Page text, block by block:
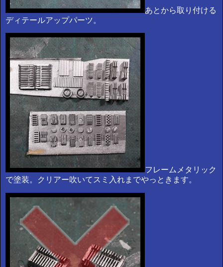
あとから取り付ける
ディテールアップパーツ。
フレームメタリック
で塗装。クリアー吹いてスミ入れまでやっときます。